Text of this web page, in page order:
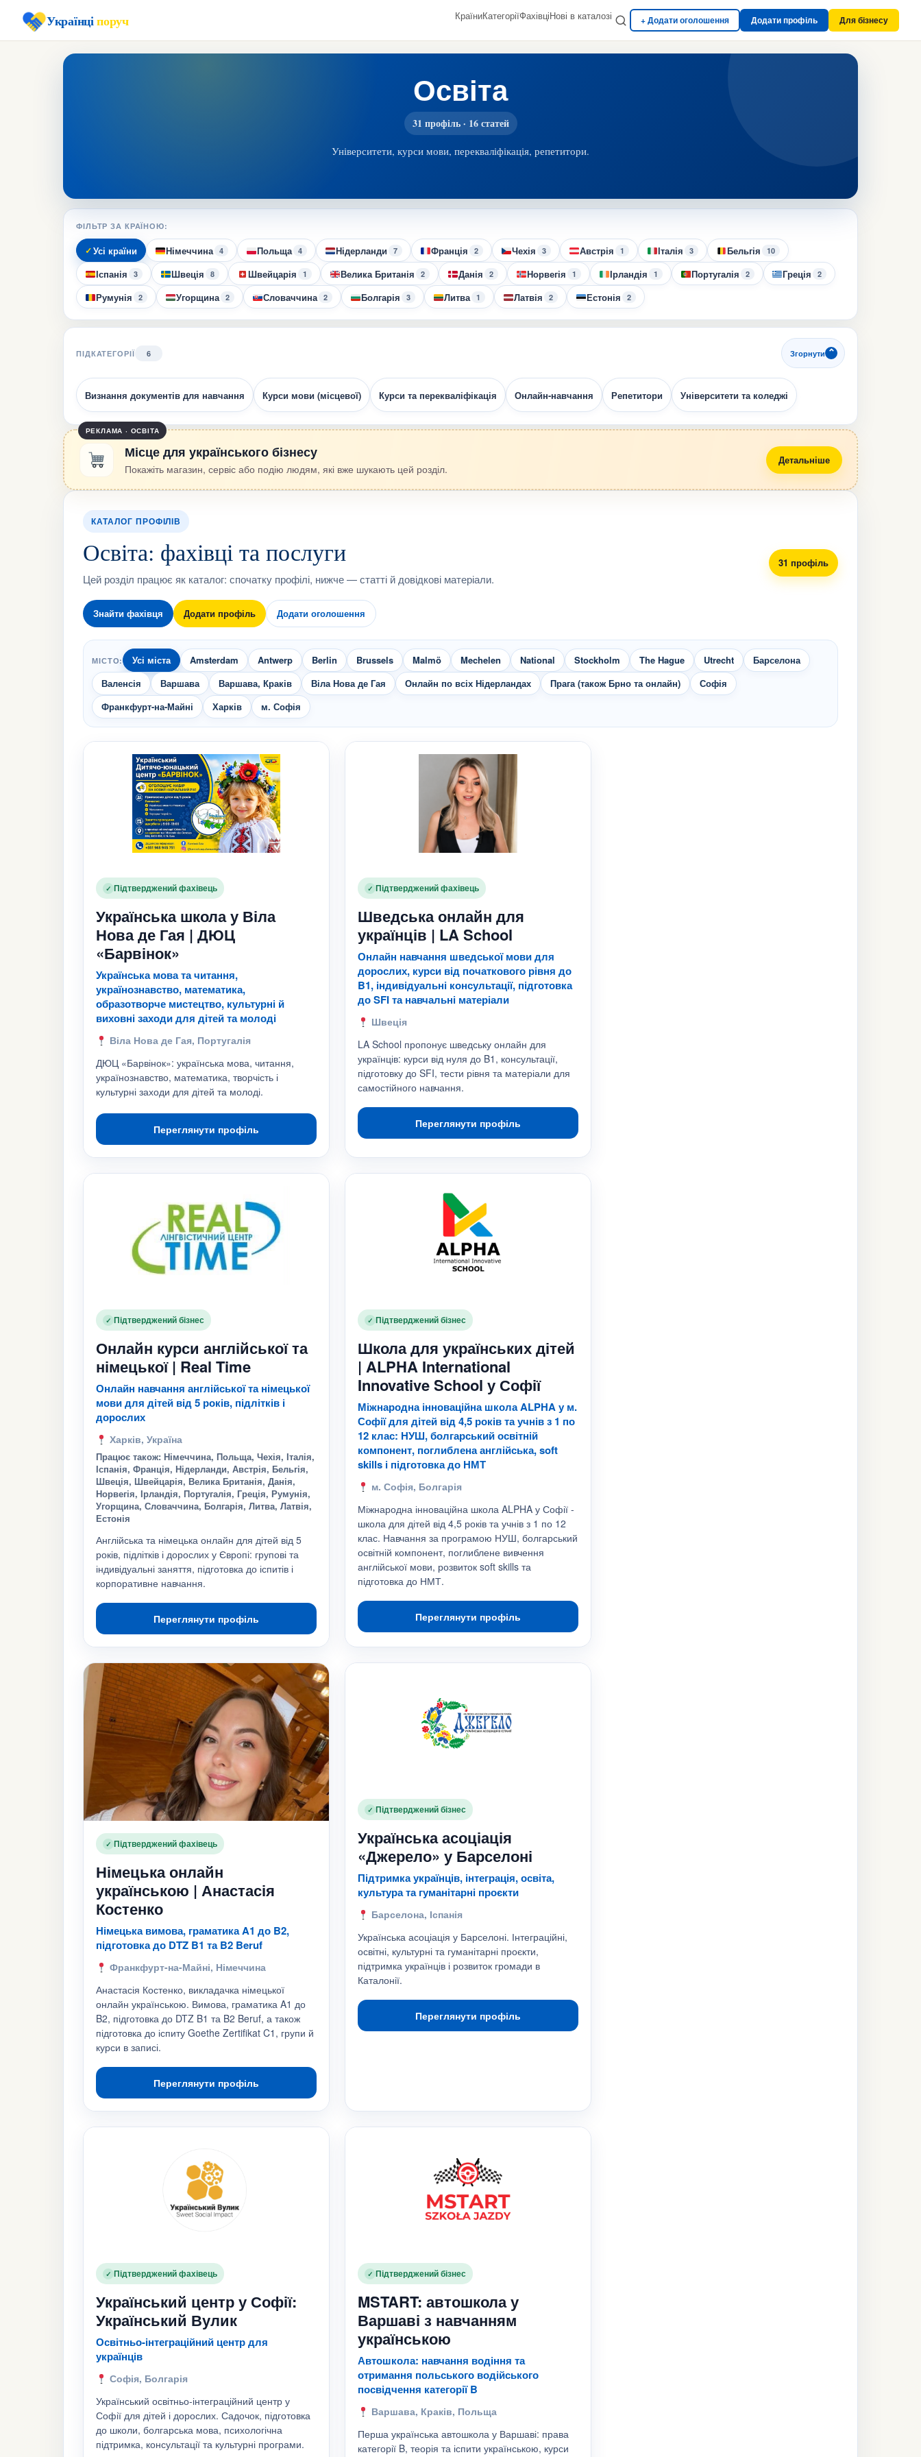
Українціпоруч КраїниКатегоріїФахівціНові в каталозі + Додати оголошення Додати профіль Для бізнесу
Освіта
31 профіль · 16 статей
Університети, курси мови, перекваліфікація, репетитори.
ФІЛЬТР ЗА КРАЇНОЮ:
Усі країни Німеччина 4 Польща 4 Нідерланди 7 Франція 2 Чехія 3 Австрія 1 Італія 3 Бельгія 10
Іспанія 3 Швеція 8 Швейцарія 1 Велика Британія 2 Данія 2 Норвегія 1 Ірландія 1 Португалія 2 Греція 2
Румунія 2 Угорщина 2 Словаччина 2 Болгарія 3 Литва 1 Латвія 2 Естонія 2
ПІДКАТЕГОРІЇ 6 Згорнути
Визнання документів для навчання Курси мови (місцевої) Курси та перекваліфікація Онлайн-навчання Репетитори Університети та коледжі
РЕКЛАМА · ОСВІТА
Місце для українського бізнесу
Покажіть магазин, сервіс або подію людям, які вже шукають цей розділ.
Детальніше
КАТАЛОГ ПРОФІЛІВ
Освіта: фахівці та послуги
Цей розділ працює як каталог: спочатку профілі, нижче — статті й довідкові матеріали.
31 профіль
Знайти фахівця Додати профіль Додати оголошення
МІСТО: Усі міста Amsterdam Antwerp Berlin Brussels Malmö Mechelen National Stockholm The Hague Utrecht
Барселона
Валенсія
Варшава Варшава, Краків Віла Нова де Гая Онлайн по всіх Нідерландах Прага (також Брно та онлайн)
Софія
Франкфурт-на-Майні
Харків м. Софія
✓ Підтверджений фахівець
Українська школа у Віла
Нова де Гая | ДЮЦ
«Барвінок»
Українська мова та читання,
українознавство, математика,
образотворче мистецтво, культурні й
виховні заходи для дітей та молоді
Віла Нова де Гая, Португалія
ДЮЦ «Барвінок»: українська мова, читання,
українознавство, математика, творчість і
культурні заходи для дітей та молоді.
Переглянути профіль
✓ Підтверджений фахівець
Шведська онлайн для
українців | LA School
Онлайн навчання шведської мови для
дорослих, курси від початкового рівня до
B1, індивідуальні консультації, підготовка
до SFI та навчальні матеріали
Швеція
LA School пропонує шведську онлайн для
українців: курси від нуля до B1, консультації,
підготовку до SFI, тести рівня та матеріали для
самостійного навчання.
Переглянути профіль
✓ Підтверджений бізнес
Онлайн курси англійської та
німецької | Real Time
Онлайн навчання англійської та німецької
мови для дітей від 5 років, підлітків і
дорослих
Харків, Україна
Працює також: Німеччина, Польща, Чехія, Італія,
Іспанія, Франція, Нідерланди, Австрія, Бельгія,
Швеція, Швейцарія, Велика Британія, Данія,
Норвегія, Ірландія, Португалія, Греція, Румунія,
Угорщина, Словаччина, Болгарія, Литва, Латвія,
Естонія
Англійська та німецька онлайн для дітей від 5
років, підлітків і дорослих у Європі: групові та
індивідуальні заняття, підготовка до іспитів і
корпоративне навчання.
Переглянути профіль
✓ Підтверджений бізнес
Школа для українських дітей
| ALPHA International
Innovative School у Софії
Міжнародна інноваційна школа ALPHA у м.
Софії для дітей від 4,5 років та учнів з 1 по
12 клас: НУШ, болгарський освітній
компонент, поглиблена англійська, soft
skills і підготовка до НМТ
м. Софія, Болгарія
Міжнародна інноваційна школа ALPHA у Софії -
школа для дітей від 4,5 років та учнів з 1 по 12
клас. Навчання за програмою НУШ, болгарський
освітній компонент, поглиблене вивчення
англійської мови, розвиток soft skills та
підготовка до НМТ.
Переглянути профіль
✓ Підтверджений фахівець
Німецька онлайн
українською | Анастасія
Костенко
Німецька вимова, граматика A1 до B2,
підготовка до DTZ B1 та B2 Beruf
Франкфурт-на-Майні, Німеччина
Анастасія Костенко, викладачка німецької
онлайн українською. Вимова, граматика A1 до
B2, підготовка до DTZ B1 та B2 Beruf, а також
підготовка до іспиту Goethe Zertifikat C1, групи й
курси в записі.
Переглянути профіль
✓ Підтверджений бізнес
Українська асоціація
«Джерело» у Барселоні
Підтримка українців, інтеграція, освіта,
культура та гуманітарні проєкти
Барселона, Іспанія
Українська асоціація у Барселоні. Інтеграційні,
освітні, культурні та гуманітарні проєкти,
підтримка українців і розвиток громади в
Каталонії.
Переглянути профіль
✓ Підтверджений фахівець
Український центр у Софії:
Український Вулик
Освітньо-інтеграційний центр для
українців
Софія, Болгарія
Український освітньо-інтеграційний центр у
Софії для дітей і дорослих. Садочок, підготовка
до школи, болгарська мова, психологічна
підтримка, консультації та культурні програми.
✓ Підтверджений бізнес
MSTART: автошкола у
Варшаві з навчанням
українською
Автошкола: навчання водіння та
отримання польського водійського
посвідчення категорії B
Варшава, Краків, Польща
Перша українська автошкола у Варшаві: права
категорії B, теорія та іспити українською, курси